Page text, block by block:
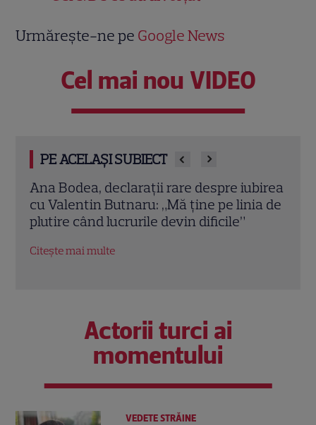
Urmărește-ne pe Google News
Cel mai nou VIDEO
PE ACELAȘI SUBIECT
Maria Buză, secretul unei siluete de
invidiat după 50 de ani: „Mie îmi place
cum îmbătrânesc”
Citește mai multe
Actorii turci ai
momentului
VEDETE STRĂINE